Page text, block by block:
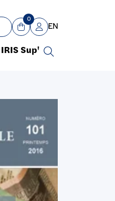
Panier
0
Mon compte
EN
IRIS Sup'
Recherche